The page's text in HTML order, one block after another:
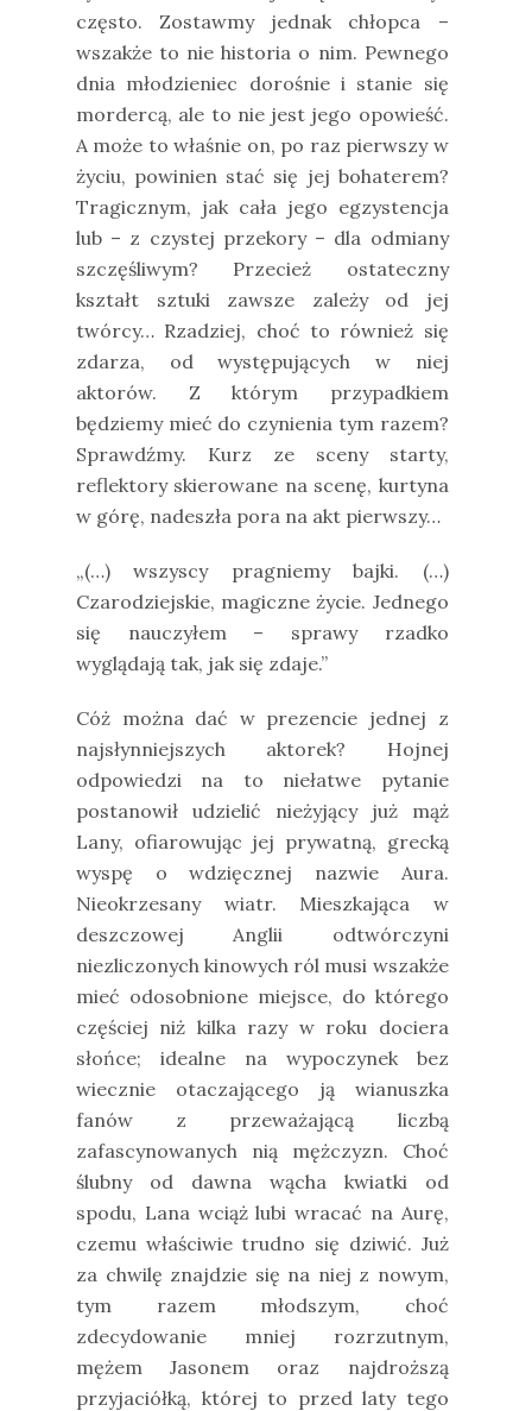
często. Zostawmy jednak chłopca –
wszakże to nie historia o nim. Pewnego
dnia młodzieniec dorośnie i stanie się
mordercą, ale to nie jest jego opowieść.
A może to właśnie on, po raz pierwszy w
życiu, powinien stać się jej bohaterem?
Tragicznym, jak cała jego egzystencja
lub – z czystej przekory – dla odmiany
szczęśliwym? Przecież ostateczny
kształt sztuki zawsze zależy od jej
twórcy… Rzadziej, choć to również się
zdarza, od występujących w niej
aktorów. Z którym przypadkiem
będziemy mieć do czynienia tym razem?
Sprawdźmy. Kurz ze sceny starty,
reflektory skierowane na scenę, kurtyna
w górę, nadeszła pora na akt pierwszy…
„(…) wszyscy pragniemy bajki. (…)
Czarodziejskie, magiczne życie. Jednego
się nauczyłem – sprawy rzadko
wyglądają tak, jak się zdaje.”
Cóż można dać w prezencie jednej z
najsłynniejszych aktorek? Hojnej
odpowiedzi na to niełatwe pytanie
postanowił udzielić nieżyjący już mąż
Lany, ofiarowując jej prywatną, grecką
wyspę o wdzięcznej nazwie Aura.
Nieokrzesany wiatr. Mieszkająca w
deszczowej Anglii odtwórczyni
niezliczonych kinowych ról musi wszakże
mieć odosobnione miejsce, do którego
częściej niż kilka razy w roku dociera
słońce; idealne na wypoczynek bez
wiecznie otaczającego ją wianuszka
fanów z przeważającą liczbą
zafascynowanych nią mężczyzn. Choć
ślubny od dawna wącha kwiatki od
spodu, Lana wciąż lubi wracać na Aurę,
czemu właściwie trudno się dziwić. Już
za chwilę znajdzie się na niej z nowym,
tym razem młodszym, choć
zdecydowanie mniej rozrzutnym,
mężem Jasonem oraz najdroższą
przyjaciółką, której to przed laty tego